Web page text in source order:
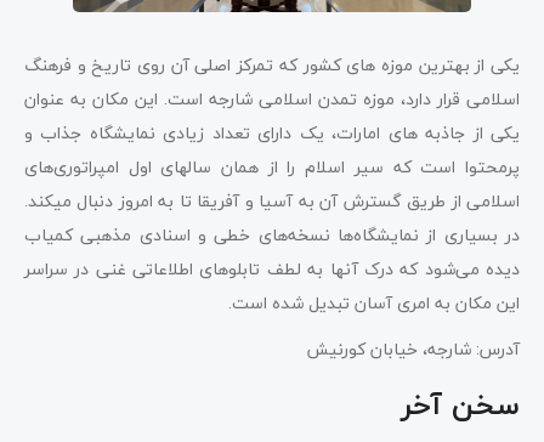
یکی از بهترین موزه ­های کشور که تمرکز اصلی آن روی تاریخ و فرهنگ
اسلامی قرار دارد، موزه تمدن اسلامی شارجه است. این مکان به عنوان
یکی از جاذبه های امارات، یک دارای تعداد زیادی نمایشگاه جذاب و
پرمحتوا است که سیر اسلام را از همان سال­های اول امپراتوری‌های
اسلامی از طریق گسترش آن به آسیا و آفریقا تا به امروز دنبال می­کند.
در بسیاری از نمایشگاه‌­ها نسخه­‌های خطی و اسنادی مذهبی کمیاب
دیده می­‌شود که درک آن­ها به لطف تابلوهای اطلاعاتی غنی در سراسر
این مکان به امری آسان تبدیل شده است.
آدرس: شارجه، خیابان کورنیش
سخن آخر